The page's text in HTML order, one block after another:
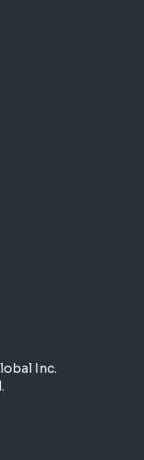
Inc.